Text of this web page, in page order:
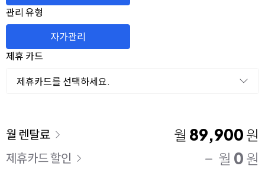
관리 유형
자가관리
제휴 카드
제휴카드를 선택하세요.
이용 요금
월 렌탈료 월 89,900 원
제휴카드 할인 월 0 원